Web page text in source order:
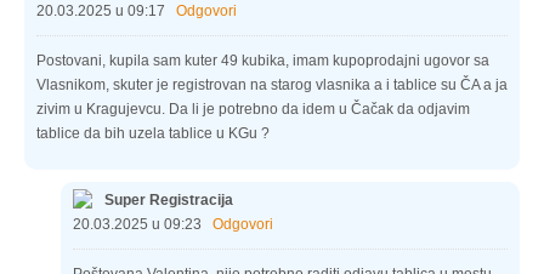
20.03.2025 u 09:17 Odgovori
Postovani, kupila sam kuter 49 kubika, imam kupoprodajni ugovor sa
Vlasnikom, skuter je registrovan na starog vlasnika a i tablice su ČA a ja
zivim u Kragujevcu. Da li je potrebno da idem u Čačak da odjavim
tablice da bih uzela tablice u KGu ?
Super Registracija
20.03.2025 u 09:23 Odgovori